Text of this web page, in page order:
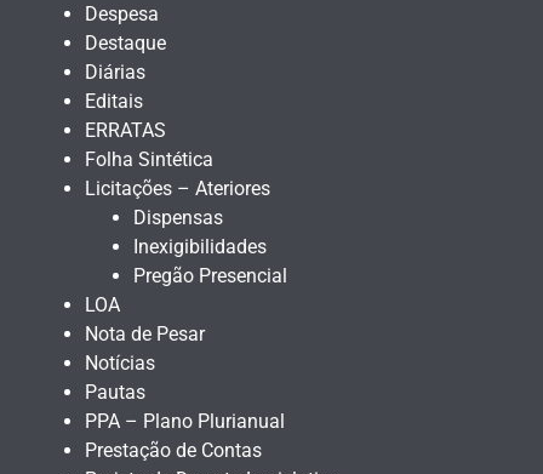
Despesa
Destaque
Diárias
Editais
ERRATAS
Folha Sintética
Licitações – Ateriores
Dispensas
Inexigibilidades
Pregão Presencial
LOA
Nota de Pesar
Notícias
Pautas
PPA – Plano Plurianual
Prestação de Contas